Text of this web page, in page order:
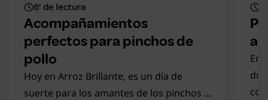
6' de lectura
Acompañamientos
perfectos para pinchos de
pollo
Hoy en Arroz Brillante, es un día de
suerte para los amantes de los pinchos ...
En